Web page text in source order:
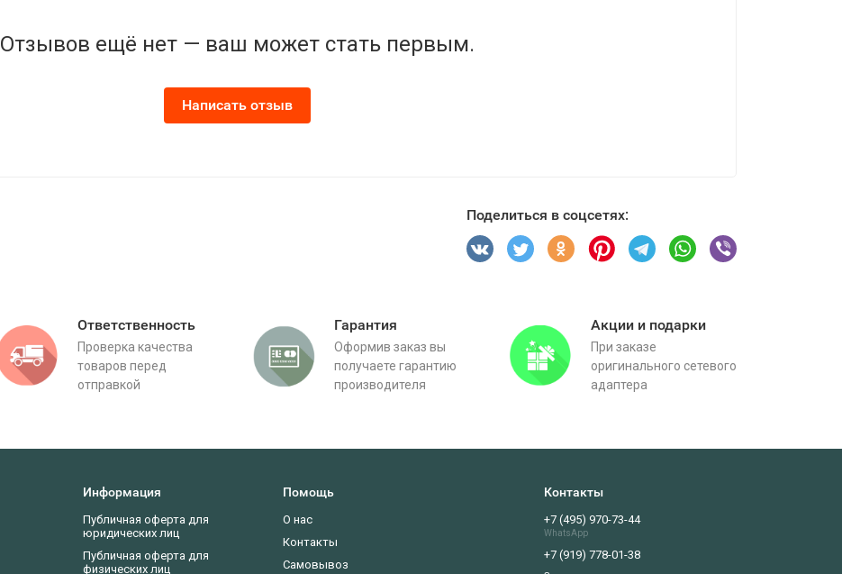
Отзывов ещё нет — ваш может стать первым.
Написать отзыв
Поделиться в соцсетях:
Ответственность
Проверка качества
товаров перед
отправкой
Гарантия
Оформив заказ вы
получаете гарантию
производителя
Акции и подарки
При заказе
оригинального сетевого
адаптера
Информация
Публичная оферта для
юридических лиц
Публичная оферта для
физических лиц
Помощь
О нас
Контакты
Самовывоз
Контакты
+7 (495) 970-73-44
WhatsApp
+7 (919) 778-01-38